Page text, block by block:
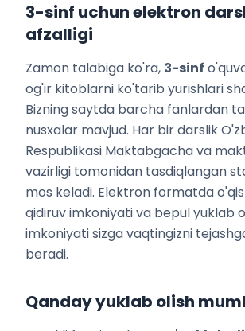
3-sinf uchun elektron
afzalligi
Zamon talabiga ko'ra, 3-sinf
og'ir kitoblarni ko'tarib yurishlari
Bizning saytda barcha fanlardan
nusxalar mavjud. Har bir darslik
Respublikasi Maktabgacha va
vazirligi tomonidan tasdiqlangan
mos keladi. Elektron formatda
qidiruv imkoniyati va bepul yuklab
imkoniyati sizga vaqtingizni
beradi.
Qanday yuklab olish